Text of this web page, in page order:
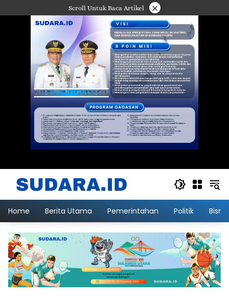
ke
Scroll Untuk Baca Artikel ×
Home Berita Utama Pemerintahan Politik